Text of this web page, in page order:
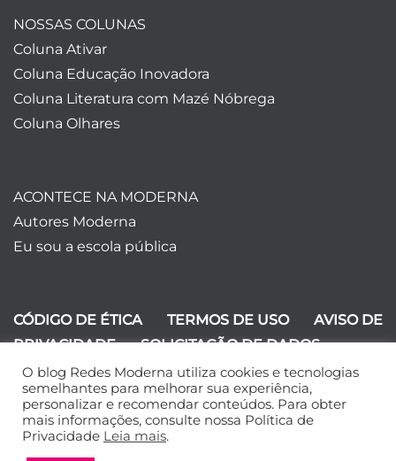
NOSSAS COLUNAS
Coluna Ativar
Coluna Educação Inovadora
Coluna Literatura com Mazé Nóbrega
Coluna Olhares
ACONTECE NA MODERNA
Autores Moderna
Eu sou a escola pública
CÓDIGO DE ÉTICA TERMOS DE USO
AVISO DE
PRIVACIDADE
SOLICITAÇÃO DE DADOS
©Editora Moderna 2024. Todos os
direitos reservados.
O blog Redes Moderna utiliza cookies e tecnologias
semelhantes para melhorar sua experiência,
personalizar e recomendar conteúdos. Para obter
mais informações, consulte nossa Política de
Privacidade Leia mais.